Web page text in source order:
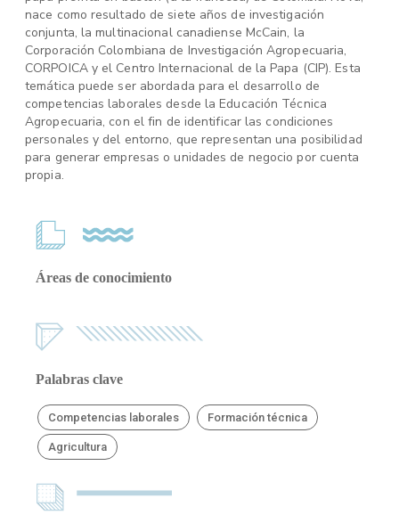
nace como resultado de siete años de investigación
conjunta, la multinacional canadiense McCain, la
Corporación Colombiana de Investigación Agropecuaria,
CORPOICA y el Centro Internacional de la Papa (CIP). Esta
temática puede ser abordada para el desarrollo de
competencias laborales desde la Educación Técnica
Agropecuaria, con el fin de identificar las condiciones
personales y del entorno, que representan una posibilidad
para generar empresas o unidades de negocio por cuenta
propia.
Áreas de conocimiento
Palabras clave
Competencias laborales Formación técnica
Agricultura